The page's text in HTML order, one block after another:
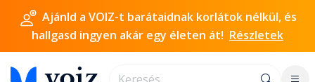
Ajánld a VOIZ-t barátaidnak korlátok nélkül, és
hallgasd ingyen akár egy életen át! Részletek